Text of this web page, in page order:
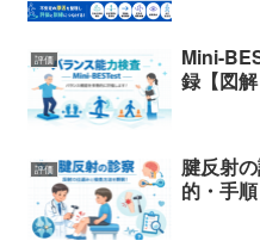
評価
Mini-
録【図解
評価
腱反射
的・手